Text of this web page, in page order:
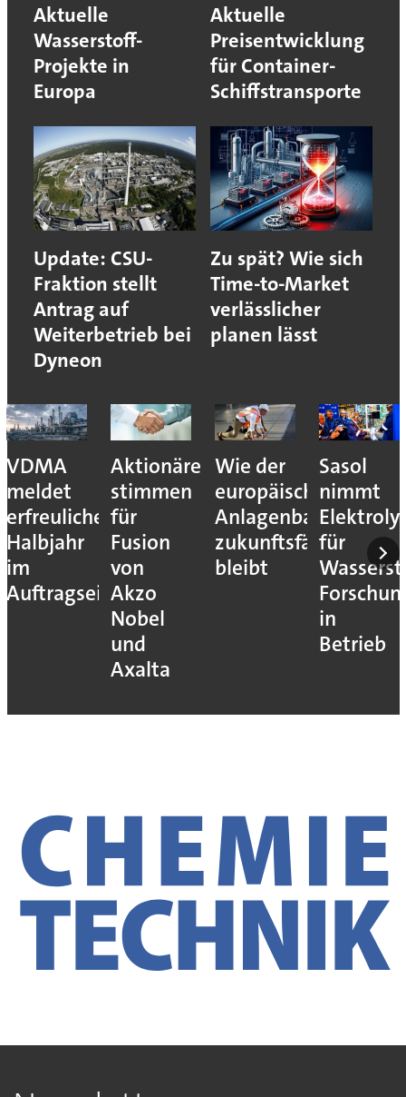
Aktuelle
Wasserstoff-
Projekte in
Europa
Aktuelle
Preisentwicklung
für Container-
Schiffstransporte
Update: CSU-
Fraktion stellt
Antrag auf
Weiterbetrieb bei
Dyneon
Zu spät? Wie sich
Time-to-Market
verlässlicher
planen lässt
VDMA
meldet
erfreuliches
Halbjahr
im
Auftragseingang
Aktionäre
stimmen
für
Fusion
von
Akzo
Nobel
und
Axalta
Wie der
europäische
Anlagenbau
zukunftsfähig
bleibt
Sasol
nimmt
für
in
Betrieb